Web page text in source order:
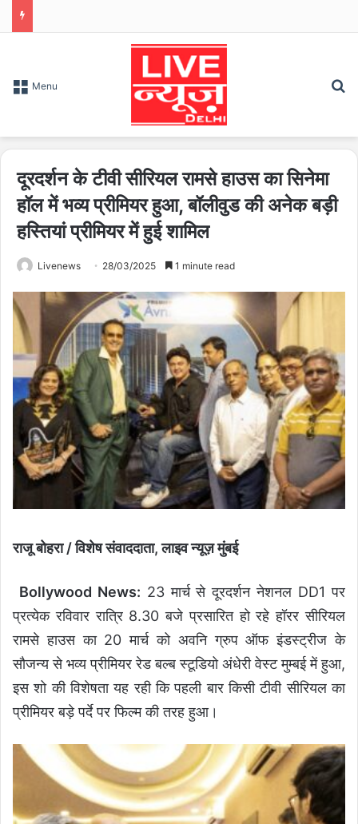
Menu
दूरदर्शन के टीवी सीरियल रामसे हाउस का सिनेमा
हॉल में भव्य प्रीमियर हुआ, बॉलीवुड की अनेक बड़ी
हस्तियां प्रीमियर में हुई शामिल
Livenews 28/03/2025 1 minute read
राजू बोहरा / विशेष संवाददाता, लाइव न्यूज़ मुंबई
Bollywood News: 23 मार्च से दूरदर्शन नेशनल DD1 पर
प्रत्येक रविवार रात्रि 8.30 बजे प्रसारित हो रहे हॉरर सीरियल
रामसे हाउस का 20 मार्च को अवनि ग्रुप ऑफ इंडस्ट्रीज के
सौजन्य से भव्य प्रीमियर रेड बल्ब स्टूडियो अंधेरी वेस्ट मुम्बई में हुआ,
इस शो की विशेषता यह रही कि पहली बार किसी टीवी सीरियल का
प्रीमियर बड़े पर्दे पर फिल्म की तरह हुआ।